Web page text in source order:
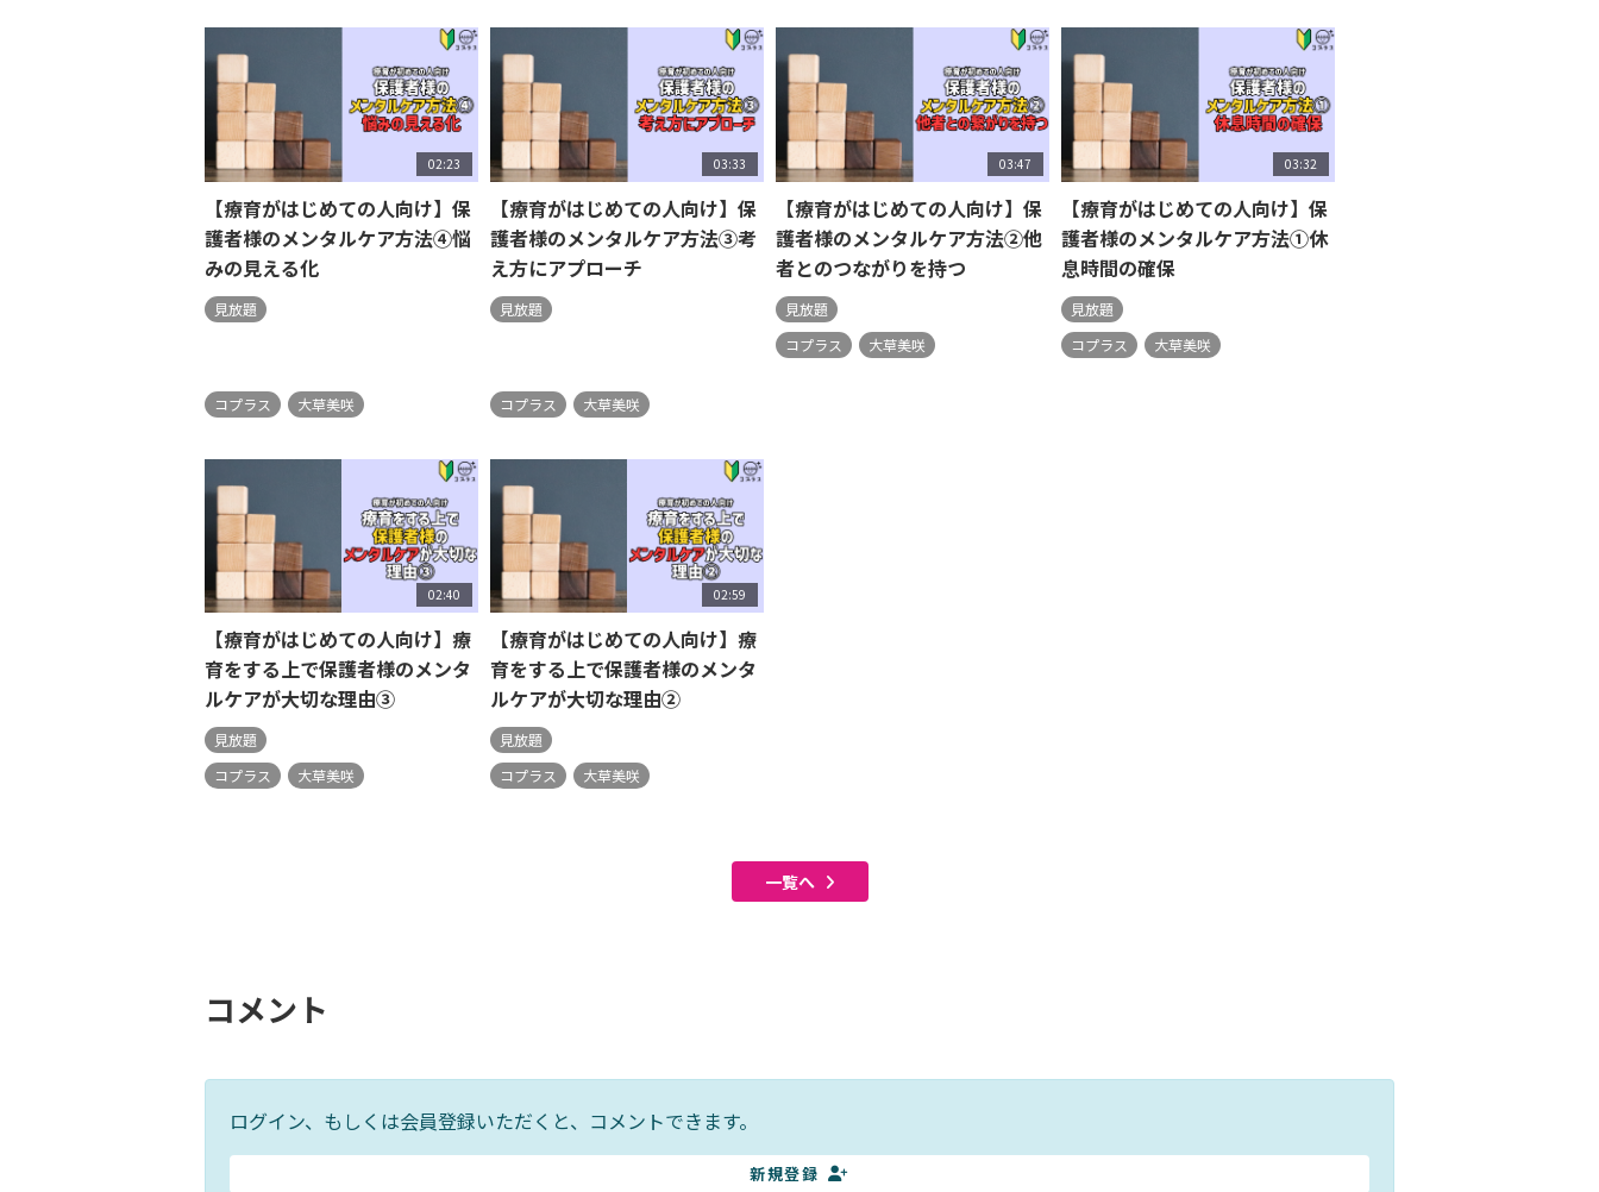
02:23
【療育がはじめての人向け】保
護者様のメンタルケア方法④悩
みの見える化
見放題
コプラス 大草美咲
03:33
【療育がはじめての人向け】保
護者様のメンタルケア方法③考
え方にアプローチ
見放題
コプラス 大草美咲
03:47
【療育がはじめての人向け】保
護者様のメンタルケア方法②他
者とのつながりを持つ
見放題
コプラス
大草美咲
03:32
【療育がはじめての人向け】保
護者様のメンタルケア方法①休
息時間の確保
見放題
コプラス
大草美咲
02:40
【療育がはじめての人向け】療
育をする上で保護者様のメンタ
ルケアが大切な理由③
見放題
コプラス
大草美咲
02:59
【療育がはじめての人向け】療
育をする上で保護者様のメンタ
ルケアが大切な理由②
見放題
コプラス
大草美咲
一覧へ
コメント
ログイン、もしくは会員登録いただくと、コメントできます。
新規登録